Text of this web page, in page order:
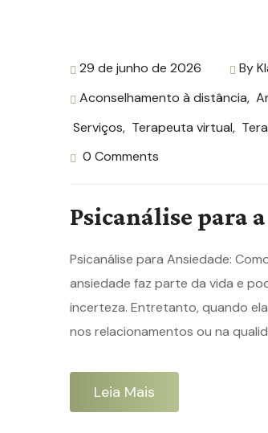
29 de junho de 2026 By
Aconselhamento à distância,
Serviços, Terapeuta virtual,
0 Comments
Psicanálise para
Psicanálise para Ansiedade:
ansiedade faz parte da vida e
incerteza. Entretanto, quando
nos relacionamentos ou na
Leia Mais